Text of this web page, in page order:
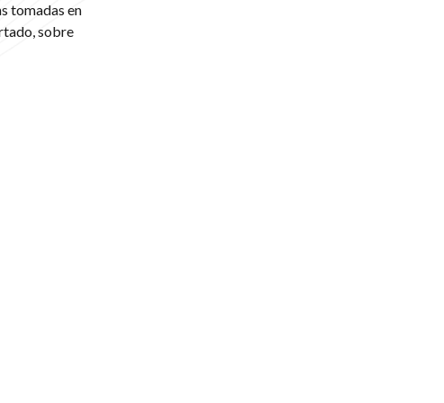
tomadas en
sobre